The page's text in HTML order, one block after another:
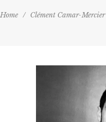
Home / Clément Camar-Mercier